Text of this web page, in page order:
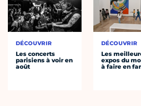
DÉCOUVRIR
Les concerts
parisiens à voir en
août
DÉCOUVRIR
Les
expos du
à faire en